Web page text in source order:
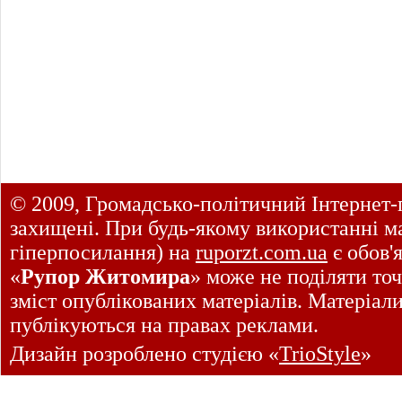
© 2009, Громадсько-політичний
захищені. При будь-якому використанні
гіперпосилання) на ruporzt.com.ua є
«Рупор Житомира» може не поділяти
зміст опублікованих матеріалів.
публікуються на правах реклами.
Дизайн розроблено студією «TrioStyle»